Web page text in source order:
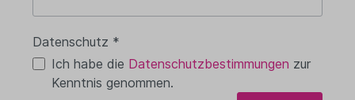
Datenschutz *
Ich habe die Datenschutzbestimmungen zur
Kenntnis genommen.